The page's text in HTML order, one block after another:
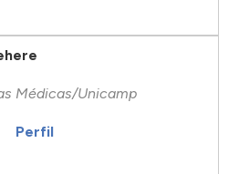
Médicas/Unicamp
Perfil